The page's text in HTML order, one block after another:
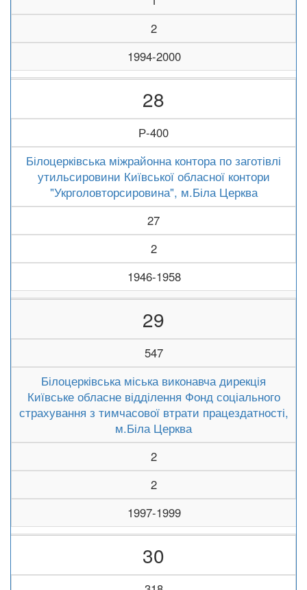
2
1994-2000
28
Р-400
Білоцерківська міжрайонна контора по заготівлі
утильсировини Київської обласної контори
"Укрголовторсировина", м.Біла Церква
27
2
1946-1958
29
547
Білоцерківська міська виконавча дирекція
Київське обласне відділення Фонд соціального
страхування з тимчасової втрати працездатності,
м.Біла Церква
2
2
1997-1999
30